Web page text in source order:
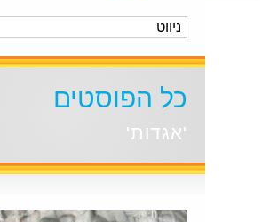
כל הפוסטים
'אגדות'